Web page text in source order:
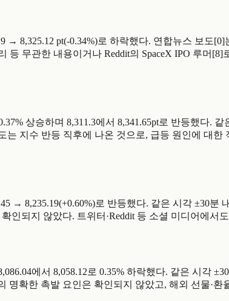
→ 8,325.12 pt(-0.34%)로 하락했다. 연합뉴스 보
등 무관한 내용이거나 Reddit의 SpaceX IPO 루머
상승하며 8,311.3에서 8,341.65pt로 반등했다.
는 지수 반등 직후에 나온 것으로, 급등 원인에 대한
→ 8,235.19(+0.60%)로 반등했다. 같은 시각 ±30
인되지 않았다. 트위터·Reddit 등 소셜 미디어에
에서 8,058.12로 0.35% 하락했다. 같은 시각
명확한 촉발 요인은 확인되지 않았고, 해외 선물·